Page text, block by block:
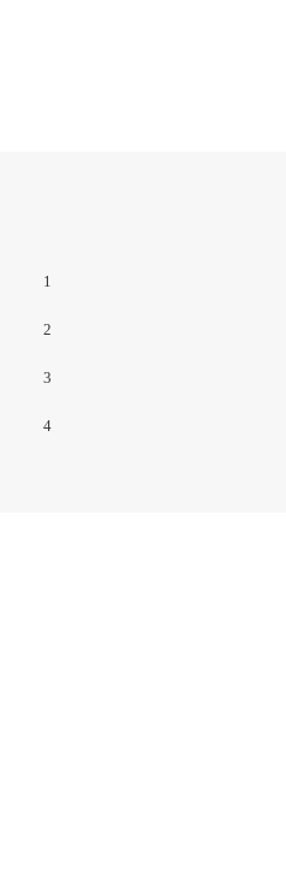
1
2
3
4